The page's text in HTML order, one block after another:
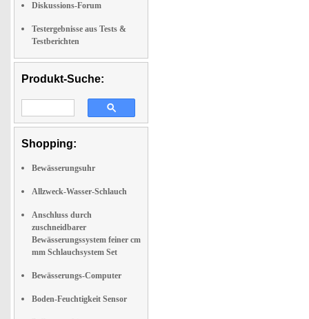
Diskussions-Forum
Testergebnisse aus Tests &
Testberichten
Produkt-Suche:
Shopping:
Bewässerungsuhr
Allzweck-Wasser-Schlauch
Anschluss durch
zuschneidbarer
Bewässerungssystem feiner cm
mm Schlauchsystem Set
Bewässerungs-Computer
Boden-Feuchtigkeit Sensor